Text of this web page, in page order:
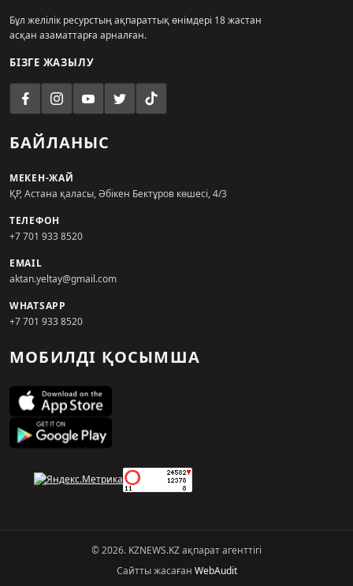
Бұл желілік ресурстың ақпараттық өнімдері 18 жастан
асқан азаматтарға арналған.
БІЗГЕ ЖАЗЫЛУ
БАЙЛАНЫС
МЕКЕН-ЖАЙ
ҚР, Астана қаласы, Әбікен Бектұров көшесі, 4/3
ТЕЛЕФОН
+7 701 933 8520
EMAIL
aktan.yeltay@gmail.com
WHATSAPP
+7 701 933 8520
МОБИЛДІ ҚОСЫМША
© 2026. KZNEWS.KZ ақпарат агенттігі
Сайтты жасаған WebAudit